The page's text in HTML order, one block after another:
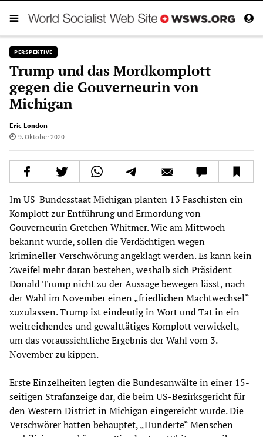
PERSPEKTIVE
Trump und das Mordkomplott
gegen die Gouverneurin von
Michigan
Eric London
9. Oktober 2020
Im US-Bundesstaat Michigan planten 13 Faschisten ein
Komplott zur Entführung und Ermordung von
Gouverneurin Gretchen Whitmer. Wie am Mittwoch
bekannt wurde, sollen die Verdächtigen wegen
krimineller Verschwörung angeklagt werden. Es kann kein
Zweifel mehr daran bestehen, weshalb sich Präsident
Donald Trump nicht zu der Aussage bewegen lässt, nach
der Wahl im November einen „friedlichen Machtwechsel“
zuzulassen. Trump ist eindeutig in Wort und Tat in ein
weitreichendes und gewalttätiges Komplott verwickelt,
um das voraussichtliche Ergebnis der Wahl vom 3.
November zu kippen.
Erste Einzelheiten legten die Bundesanwälte in einer 15-
seitigen Strafanzeige dar, die beim US-Bezirksgericht für
den Western District in Michigan eingereicht wurde. Die
Verschwörer hatten behauptet, „Hunderte“ Menschen